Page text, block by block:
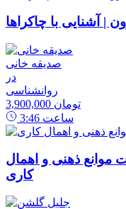
| آشنایی با چاکراها
صدیقه خانی
در
روانشناسی
3,900,000 تومان
3:46 ساعت
موانع ذهنی و اهمال
کاری